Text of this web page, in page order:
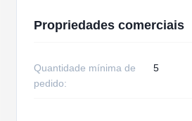
Propriedades comerciais
Quantidade mínima de
pedido:
5